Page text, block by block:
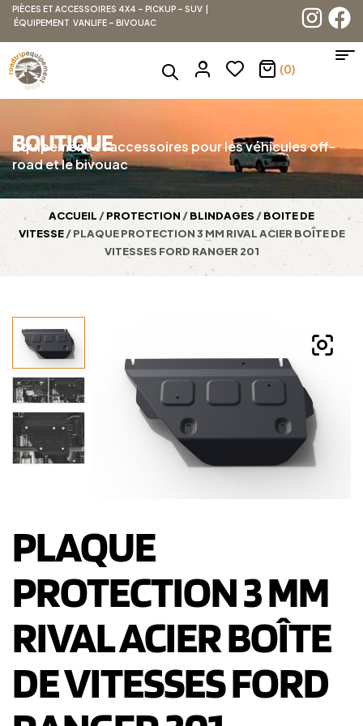
PIÈCES ET ACCESSOIRES 4X4 – PICKUP – SUV |
ÉQUIPEMENT VANLIFE – BIVOUAC
(0)
BOUTIQUE
Équipement et accessoires pour les véhicules off-
road et le bivouac
ACCUEIL /PROTECTION /BLINDAGES /BOITE DE
VITESSE/ PLAQUE PROTECTION 3 MM RIVAL ACIER BOÎTE DE
VITESSES FORD RANGER 201
PLAQUE
PROTECTION 3 MM
RIVAL ACIER BOÎTE
DE VITESSES FORD